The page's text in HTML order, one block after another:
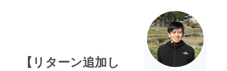
【リターン追加し